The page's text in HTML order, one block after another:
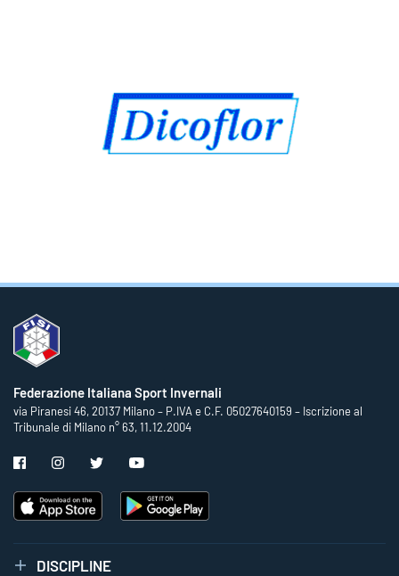
Federazione Italiana Sport Invernali
via Piranesi 46, 20137 Milano – P.IVA e C.F. 05027640159 – Iscrizione al
Tribunale di Milano n° 63, 11.12.2004
DISCIPLINE